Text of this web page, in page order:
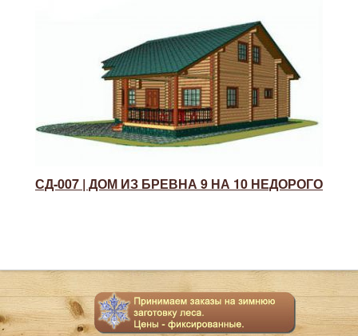
СД-007 | ДОМ ИЗ БРЕВНА 9 НА 10 НЕДОРОГО